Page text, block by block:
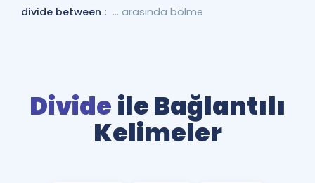
divide between : ... arasında bölme
Divide ile Bağlantılı
Kelimeler